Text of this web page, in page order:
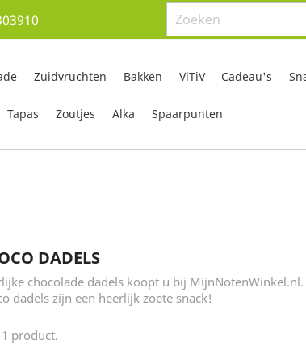
Zuidvruchten Bakken ViTiV Cadeau's
Tapas Zoutjes Alka Spaarpunten
DADELS
chocolade dadels koopt u bij
dadels zijn een heerlijk zoete snack!
1 product.